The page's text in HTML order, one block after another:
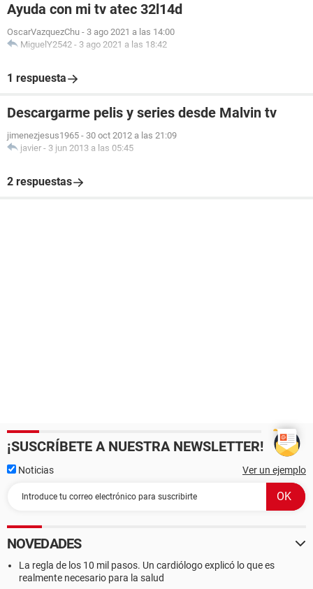
Ayuda con mi tv atec 32l14d
OscarVazquezChu - 3 ago 2021 a las 14:00
MiguelY2542 - 3 ago 2021 a las 18:42
1 respuesta
Descargarme pelis y series desde Malvin tv
jimenezjesus1965 - 30 oct 2012 a las 21:09
javier - 3 jun 2013 a las 05:45
2 respuestas
¡SUSCRÍBETE A NUESTRA NEWSLETTER!
Noticias Ver un ejemplo
NOVEDADES
La regla de los 10 mil pasos. Un cardiólogo explicó lo que es
realmente necesario para la salud